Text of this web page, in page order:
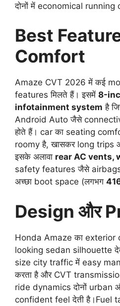
दोनों में economical running
Best
Comfort
Amaze CVT 2026 में कई
features मिलते हैं। इसमें 8-
infotainment system है
Android Auto जैसे
होते हैं। car का seating
roomy है, खासकर long trips
इसके अलावा rear AC vents,
safety features जैसे
अच्छा boot space (लगभग
Design और
Honda Amaze का exterior
looking sedan silhouette
size city traffic में easy
करता है और CVT
ride dynamics दोनों urban
confident feel देती है।Fuel